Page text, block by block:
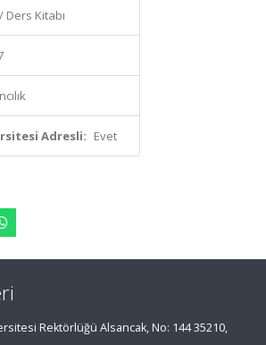
Ders Kitabı
Adresli: Evet
Rektörlüğü Alsancak, No: 144 35210,